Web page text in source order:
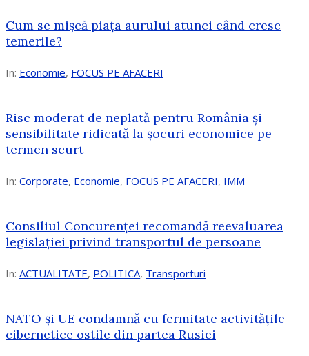
Cum se mișcă piața aurului atunci când cresc
temerile?
In: Economie, FOCUS PE AFACERI
Risc moderat de neplată pentru România și
sensibilitate ridicată la șocuri economice pe
termen scurt
In: Corporate, Economie, FOCUS PE AFACERI, IMM
Consiliul Concurenței recomandă reevaluarea
legislației privind transportul de persoane
In: ACTUALITATE, POLITICA, Transporturi
NATO și UE condamnă cu fermitate activitățile
cibernetice ostile din partea Rusiei